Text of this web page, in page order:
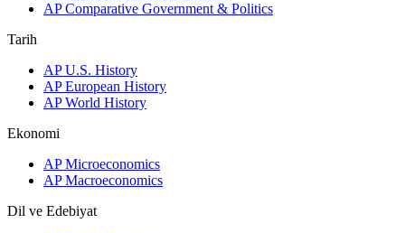
AP Comparative Government & Politics
Tarih
AP U.S. History
AP European History
AP World History
Ekonomi
AP Microeconomics
AP Macroeconomics
Dil ve Edebiyat